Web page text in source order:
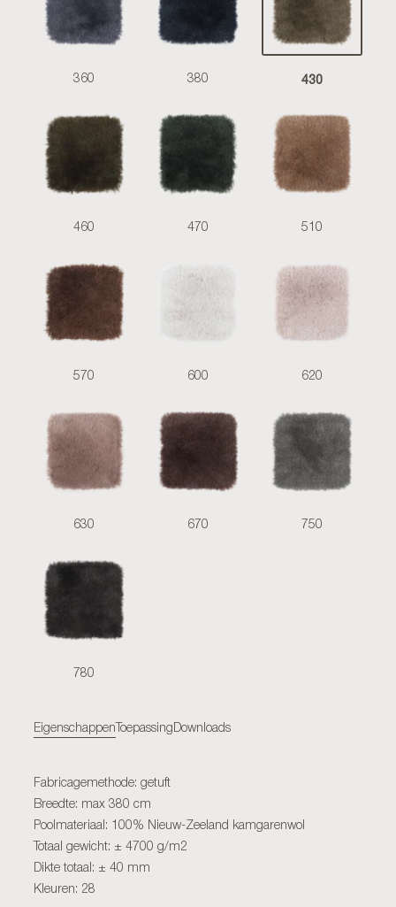
360 380 430
460 470 510
570 600 620
630 670 750
780
Eigenschappen Toepassing Downloads
Fabricagemethode: getuft
Breedte: max 380 cm
Poolmateriaal: 100% Nieuw-Zeeland kamgarenwol
Totaal gewicht: ± 4700 g/m2
Dikte totaal: ± 40 mm
Kleuren: 28